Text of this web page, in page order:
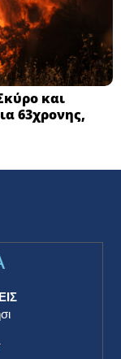
και
63χρονης,